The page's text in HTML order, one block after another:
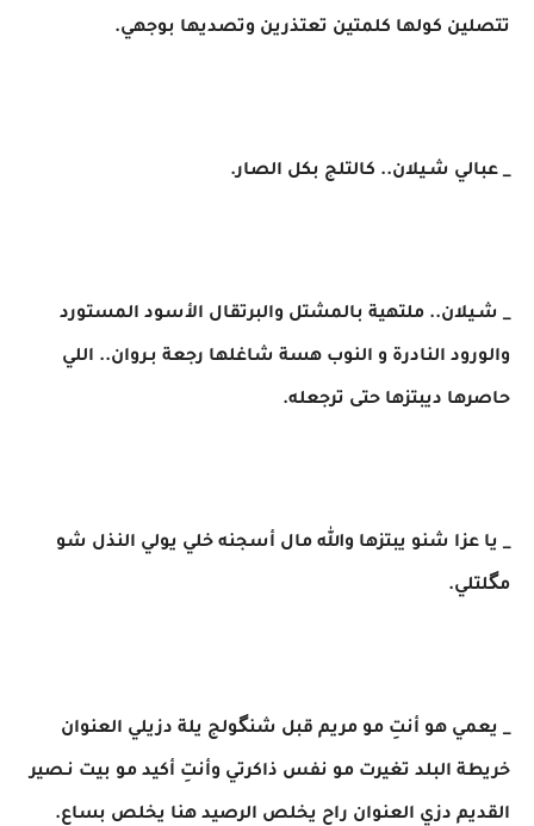
تتصلين كولها كلمتين تعتذرين وتصديها بوجهي.
_ عبالي شـيلان.. كالتلج بكل الصار.
_ شـيلان.. ملتهية بالمشتل والبرتقال الأسود المستورد
والورود النادرة و النوب هسة شاغلها رجعة بـروان.. اللي
حاصرها ديبتزها حتى ترجعله.
_ يا عزا شنو يبتزها والله مال أسجنه خلي يولي النذل شو
مگلتلي.
_ يعمي هو أنتِ مو مريم قبل شنگولج يلة دزيلي العنوان
خريطة البلد تغيرت مو نفس ذاكرتي وأنتِ أكيد مو بيت نـصير
القديم دزي العنوان راح يخلص الرصيد هنا يخلص بساع.